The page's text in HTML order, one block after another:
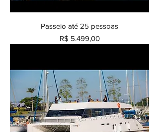
Passeio até 25 pessoas
Preço
R$ 5.499,00